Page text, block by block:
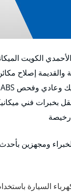
الكويت
إصلاح
بخبرات فني
رخيصة
ومجهزين
السيارة